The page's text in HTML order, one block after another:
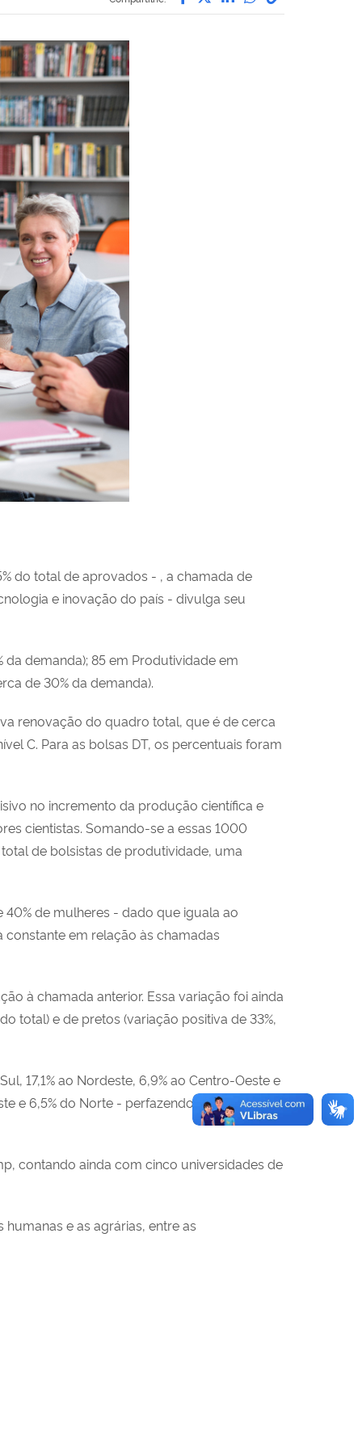
do total de aprovados - , a chamada de
e inovação do país - divulga seu
demanda); 85 em Produtividade em
de 30% da demanda).
renovação do quadro total, que é de cerca
C. Para as bolsas DT, os percentuais foram
no incremento da produção científica e
cientistas. Somando-se a essas 1000
de bolsistas de produtividade, uma
de mulheres - dado que iguala ao
em relação às chamadas
à chamada anterior. Essa variação foi ainda
total) e de pretos (variação positiva de 33%,
17,1% ao Nordeste, 6,9% ao Centro-Oeste e
e 6,5% do Norte - perfazendo 33% para N,
contando ainda com cinco universidades de
e as agrárias, entre as